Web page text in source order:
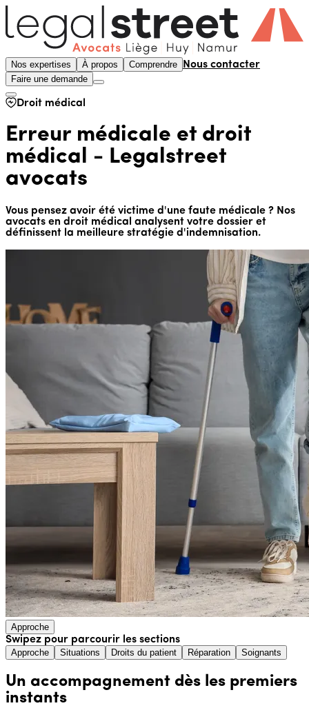
Nos expertises À propos Comprendre Nous contacter
Faire une demande
Droit médical
Erreur médicale et droit
médical - Legalstreet
avocats
Vous pensez avoir été victime d'une faute médicale ? Nos
avocats en droit médical analysent votre dossier et
définissent la meilleure stratégie d'indemnisation.
Approche
Swipez pour parcourir les sections
Approche Situations Droits du patient Réparation Soignants
Un accompagnement dès les premiers
instants